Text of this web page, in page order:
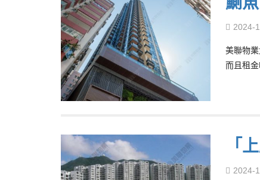
2024-
美聯物
而且租
「
2024-